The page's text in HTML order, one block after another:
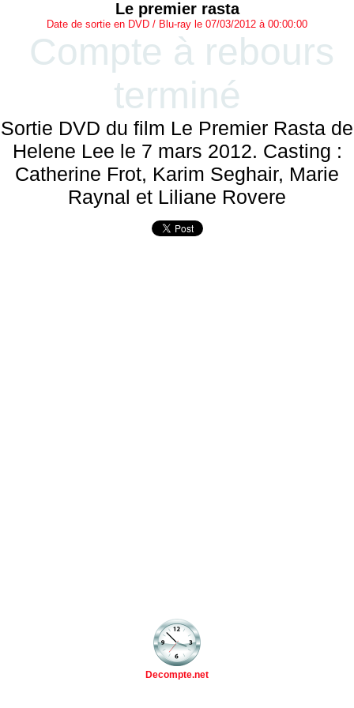
Le premier rasta
Date de sortie en DVD / Blu-ray le 07/03/2012 à 00:00:00
Compte à rebours
terminé
Sortie DVD du film Le Premier Rasta de
Helene Lee le 7 mars 2012. Casting :
Catherine Frot, Karim Seghair, Marie
Raynal et Liliane Rovere
Decompte.net